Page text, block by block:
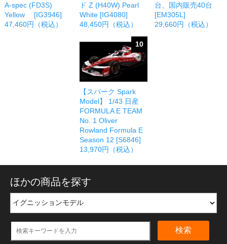
A-spec (FD3S)
Yellow [IG3946]
47,460円（税込）
ド Z (H40W) Pearl
White [IG4080]
48,450円（税込）
台、国内販売40台
[EM305L]
29,660円（税込）
10
【スパーク Spark
Model】 1/43 日産
FORMULA E TEAM
No. 1 Oliver
Rowland Formula E
Season 12 [S6846]
13,970円（税込）
ほかの商品を探す
検索